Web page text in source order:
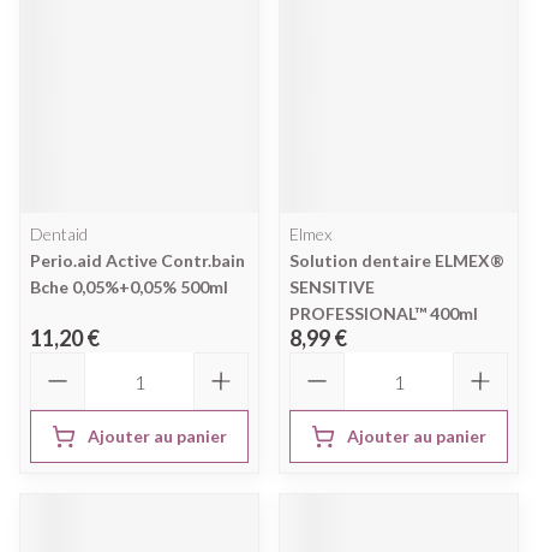
Dentaid
Perio.aid Active Contr.bain
Bche 0,05%+0,05% 500ml
11,20 €
Ajouter au panier
Elmex
Solution dentaire ELMEX®
SENSITIVE
PROFESSIONAL™ 400ml
8,99 €
Ajouter au panier